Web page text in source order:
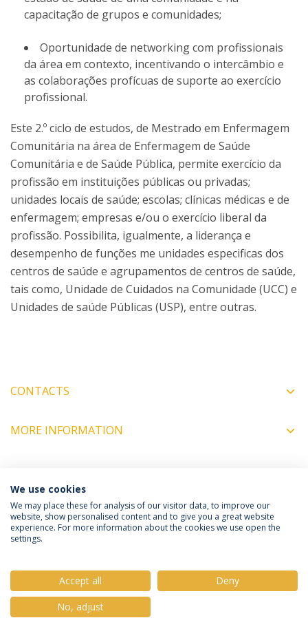
capacitação de grupos e comunidades;
Oportunidade de networking com profissionais
da área em contexto, incentivando o intercâmbio e
as colaborações profícuas de suporte ao exercício
profissional.
Este 2.º ciclo de estudos, de Mestrado em Enfermagem
Comunitária na área de Enfermagem de Saúde
Comunitária e de Saúde Pública, permite exercício da
profissão em instituições públicas ou privadas;
unidades locais de saúde; escolas; clínicas médicas e de
enfermagem; empresas e/ou o exercício liberal da
profissão. Possibilita, igualmente, a liderança e
desempenho de funções me unidades especificas dos
centros de saúde e agrupamentos de centros de saúde,
tais como, Unidade de Cuidados na Comunidade (UCC) e
Unidades de saúde Públicas (USP), entre outras.
CONTACTS
MORE INFORMATION
COORDINATORS
Política de Privacidade
Termos e Condições
© 2026 Universidade Católica Portuguesa
We use cookies
We may place these for analysis of our visitor data, to improve our
website, show personalised content and to give you a great website
experience. For more information about the cookies we use open the
settings.
Accept all
Deny
No, adjust